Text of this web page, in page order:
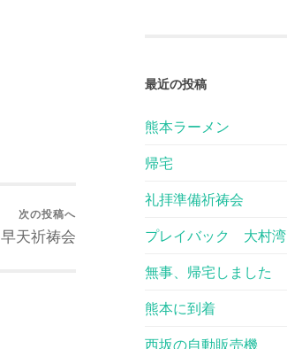
次の投稿へ
早天祈祷会
最近の投稿
熊本ラーメン
帰宅
礼拝準備祈祷会
プレイバック 大村湾
無事、帰宅しました
熊本に到着
西坂の自動販売機